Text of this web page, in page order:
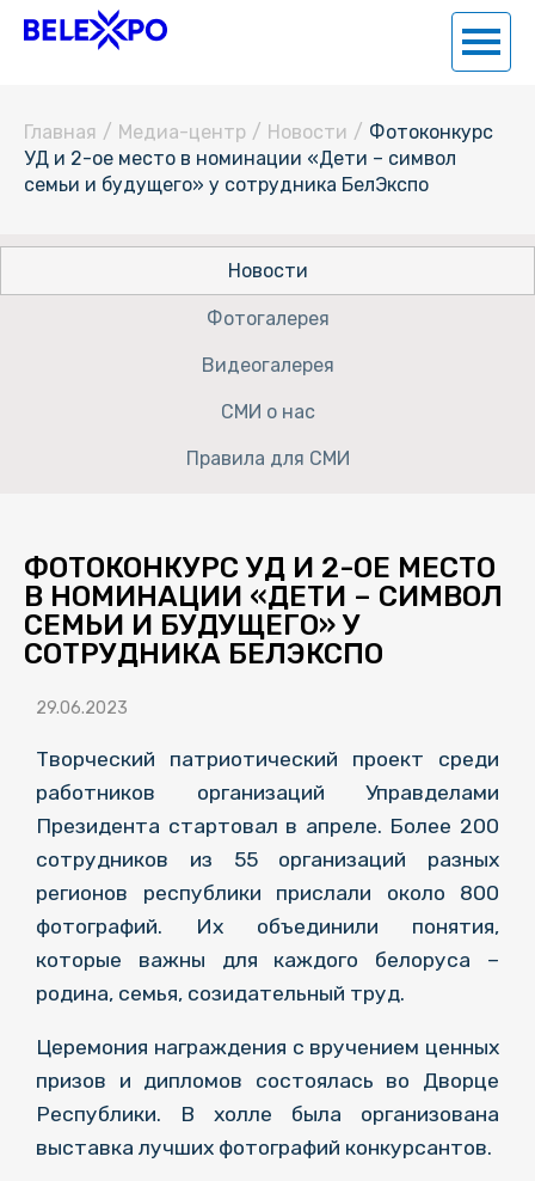
Главная / Медиа-центр / Новости / Фотоконкурс
УД и 2-ое место в номинации «Дети – символ
семьи и будущего» у сотрудника БелЭкспо
Новости
Фотогалерея
Видеогалерея
СМИ о нас
Правила для СМИ
ФОТОКОНКУРС УД И 2-ОЕ МЕСТО
В НОМИНАЦИИ «ДЕТИ – СИМВОЛ
СЕМЬИ И БУДУЩЕГО» У
СОТРУДНИКА БЕЛЭКСПО
29.06.2023
Творческий патриотический проект среди
работников организаций Управделами
Президента стартовал в апреле. Более 200
сотрудников из 55 организаций разных
регионов республики прислали около 800
фотографий. Их объединили понятия,
которые важны для каждого белоруса –
родина, семья, созидательный труд.
Церемония награждения с вручением ценных
призов и дипломов состоялась во Дворце
Республики. В холле была организована
выставка лучших фотографий конкурсантов.